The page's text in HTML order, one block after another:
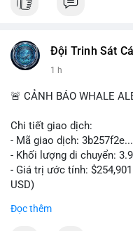
Đội Trinh Sát
1 h
🚨 CẢNH BÁO WHALE
Chi tiết giao dịch:
- Mã giao dịch:
- Khối lượng di chuyển:
- Giá trị ước tính:
USD)
Đọc thêm